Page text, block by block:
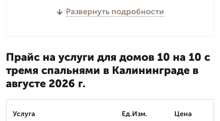
Развернуть подробности
Прайс на услуги для домов 10 на 10 с
тремя спальнями в Калининграде в
августе 2026 г.
Услуга Ед.Изм. Цена